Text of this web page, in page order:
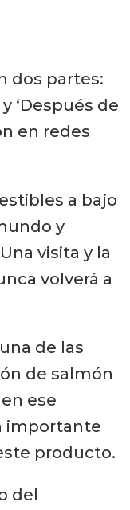
dos partes:
‘Después de
en redes
a bajo
y
visita y la
volverá a
de las
de salmón
ese
importante
producto.
del